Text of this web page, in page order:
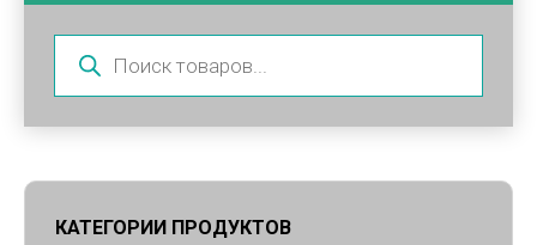
продуктов
КАТЕГОРИИ ПРОДУКТОВ